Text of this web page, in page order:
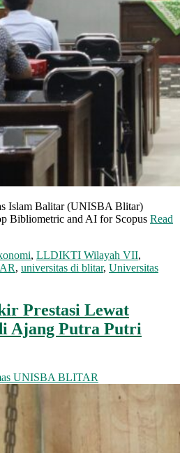
Islam Balitar (UNISBA Blitar)
Bibliometric and AI for Scopus Read
, LLDIKTI Wilayah VII,
, universitas di blitar, Universitas
Prestasi Lewat
Ajang Putra Putri
UNISBA BLITAR